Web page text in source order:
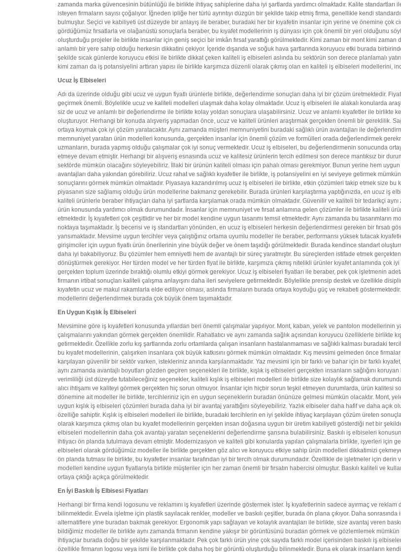
zamanda marka güvencesinin bütünlüğü ile birlikte ihtiyaç sahiplerine daha iyi şartlarda yardımcı olmaktadır. Kalite standartları
isteyen firmaların sayısı çoğalıyor. İğneden ipliğe her türlü ayrıntıyı düzgün bir şekilde takip etmiş firma, genellikle kendi
bulmuştur. Seçici ve kabiliyeti üst düzeyde bir anlayış ile beraber, buradaki her bir kıyafetin insanlar için yerine ve önemine
gördüğümüz fırsatlarla ve olağanüstü sonuçlarla beraber, bu kıyafet modellerinin iş dünyası için çok önemli bir yeri olduğunu
oluşturduğu projeler ile birlikte insanlar için geniş seçici bir imkân fırsat yarattığı görülmektedir. Kimi zaman bir mont kimi
anlamlı bir yere sahip olduğu herkesin dikkatini çekiyor. İçeride dışarıda ve soğuk hava şartlarında koruyucu etki burada
şekilde sıcak günlerde koruyucu etkisi ile birlikte dikkat çeken kaliteli iş elbiseleri aslında bu sektörün son derece planlamalı
kimi zaman da iş potansiyelini arttıran yapısı ile birlikte karşımıza düzenli olarak çıkmış olan en kaliteli iş elbiseleri
Ucuz İş Elbiseleri
Adı da üzerinde olduğu gibi ucuz ve uygun fiyatlı ürünlerle birlikte, değerlendirme sonuçları daha iyi bir çözüm üretmektedir.
geçirmek önemli. Böylelikle ucuz ve kaliteli modelleri ulaşmak daha kolay olmaktadır. Ucuz iş elbiseleri ile alakalı konularda
siz de ucuz ve anlamlı bir değerlendirme ile birlikte kolay yoldan sonuçlara ulaşabilirsiniz. Ucuz ve anlamlı kıyafetler ile birlikte
oluşturuyor. Herhangi bir konuda alışveriş yapmadan önce, ucuz ve kaliteli ürünleri araştırmak gerçekten önemli bir gereklilik.
ortaya koymak çok iyi çözüm yaratacaktır. Aynı zamanda müşteri memnuniyetini buradaki sağlıklı ürün avantajları ile
memnuniyet yaratan ürün modelleri konusunda, gerçekten insanlar için önemli çözüm ve formülleri orada değerlendirmek
uzmanların, burada yapmış olduğu çalışmalar çok iyi sonuç vermektedir. Ucuz iş elbiseleri, bu değerlendirmenin sonucunda
etmeye devam etmiştir. Herhangi bir alışveriş esnasında ucuz ve kalitesiz ürünlerin tercih edilmesi son derece mantıksız bir
sektörde mümkün olacağını söyleyebiliriz. İllaki bir ürünün kaliteli olması için pahalı olması gerekmiyor. Bunun yerine hem
avantajları daha yakından görebiliriz. Ucuz rahat ve sağlıklı kıyafetler ile birlikte, iş potansiyelini en iyi seviyeye getirmek
sonuçlarını görmek mümkün olmaktadır. Piyasaya kazandırılmış ucuz iş elbiseleri ile birlikte, etkin çözümleri takip etmek size
piyasanın size sağlamış olduğu ürün modellerine bakmanız gerekebilir. Burada ürünleri karşılaştırma yaptığınızda, en ucuz iş
kaliteli ürünlerle beraber ihtiyaçları daha iyi şartlarda karşılamak orada mümkün olmaktadır. Güvenilir ve kaliteli bir tedarikçi
ürün konusunda yardımcı olmak durumundadır. İnsanlar için memnuniyet ve fırsat anlamına gelen çözümler ile birlikte kaliteli
etmektedir. İş kıyafetleri çok çeşitlidir ve her bir model kendine uygun tasarımı temsil etmektedir. Aynı zamanda bu
noktaya taşımaktadır. İş becerisi ve iş standartları yönünden, en ucuz iş elbiseleri herkesin değerlendirmesi gereken bir fırsatı
yansımaktadır. Mevsime uygun tercihler veya çalıştığınız ortama uyumlu modeller ile beraber, performansı yüksek tutacak
girişimciler için uygun fiyatlı ürün önerilerinin yine büyük değer ve önem taşıdığı görülmektedir. Burada kendince standart
daha iyi bakabiliyoruz. Bu çözümler hem emniyetli hem de avantajlı bir süreç yaratmıştır. Bu süreçlerden istifade etmek
dönüştürmek gerekiyor. Her türden model ve her türden fiyat ile birlikte, karşımıza çıkmış nitelikli ürünler kıyafet anlamında çok
gerçekten toplum üzerinde bıraktığı olumlu etkiyi görmek gerekiyor. Ucuz iş elbiseleri fiyatları ile beraber, pek çok işletmenin
firmanın irtibat sonuçları kaliteli çalışma anlayışını daha ileri seviyelere getirmektedir. Böylelikle prensip destek ve özellikle
kıyafetin ucuz ve makul rakamlarla elde ediliyor olması, aslında firmaların burada ortaya koyduğu güç ve rekabeti
modellerini değerlendirmek burada çok büyük önem taşımaktadır.
En Uygun Kışlık İş Elbiseleri
Mevsimine göre iş kıyafetleri konusunda yıllardan beri önemli çalışmalar yapılıyor. Mont, kaban, yelek ve pantolon modellerinin
çalışmalarını yakından görmek gerçekten önemlidir. Rahatlatıcı ve aynı zamanda sağlık açısından koruyucu özelliklerle
getirmektedir. Özellikle zorlu kış şartlarında zorlu ortamlarda çalışan insanların hastalanmaması ve sağlıklı kalması buradaki
bu kıyafet modellerinin, çalışırken insanlara çok büyük katkısını görmek mümkün olmaktadır. Kış mevsimi gelmeden önce
karşılayan güvenilir bir sektör varken, istekleriniz anında karşılanmaktadır. Yaz mevsimi için bir farklı ve bahar için bir farklı
aynı zamanda avantajlı boyutları gözden geçiren seçenekleri ile birlikte, kışlık iş elbiseleri gerçekten insanların sağlığını
verimliliği üst düzeyde tutabileceğiniz seçenekler, kaliteli kışlık iş elbiseleri modelleri ile birlikte size kolaylık sağlamak
alıcı ihtişamı ve kaliteyi görmek gerçekten hiç sorun olmuyor. İnsanlar için hiçbir sorun teşkil etmeyen durumlarda, ürün kalitesi
dönemine ait modeller ile birlikte, tercihleriniz için en uygun seçeneklerin buradan önünüze gelmesi mümkün olacaktır. Mont,
uygun kışlık iş elbiseleri çözümleri burada daha iyi bir avantaj yarattığını söyleyebiliriz. Yazlık elbiseler daha hafif ve daha açık
özelliğe sahiptir. Kışlık iş elbiseleri modelleri ile birlikte, buradaki tercihlerin en iyi şekilde ihtiyaç karşılayan çözüm üreten
olarak karşımıza çıkmış olan bu kıyafet modellerinin gerçekten insan doğasına uygun bir üretim kabiliyeti gösterdiği net bir
elbiseleri modellerinin daha çok avantajı yaratan seçeneklerini değerlendirme şansına bulabilirsiniz. Baskılı iş elbiseleri
ihtiyacı ön planda tutulmaya devam etmiştir. Modernizasyon ve kaliteli gibi konularda yapılan çalışmalarla birlikte, işyerleri için
elbiseleri olarak gördüğümüz modeller ile birlikte gerçekten göz alıcı ve koruyucu etkiye sahip ürün modelleri dikkatimizi
ön planda tutması ile birlikte, bu kıyafetler insanlar tarafından iyi bir tercih olmak durumundadır. Özellikle de işletmeler için derin
modelleri kendine uygun fiyatlarıyla birlikte müşteriler için her zaman önemli bir fırsatın habercisi olmuştur. Baskılı kaliteli ve
ortaya çıktığı açıkça görülmektedir.
En İyi Baskılı İş Elbisesi Fiyatları
Herhangi bir firma kendi logosunu ve reklamını iş kıyafetleri üzerinde göstermek ister. İş kıyafetlerinin sadece ayırmaç ve
bilinmektedir. Evvela işletme için plastik sayılacak renkler, modeller ve baskılı çeşitler, burada ön plana çıkıyor. Daha
alternatiflere yine buradan bakmak gerekiyor. Ergonomik yapı sağlayan ve kolaylık avantajları ile birlikte, size avantaj veren
bildiğimiz modeller ile birlikte aynı zamanda firmanın kendine yakışır bir görüntüsünü buradan görmek ve gözlemlemek
ihtiyaçlar burada doğru bir şekilde karşılanmaktadır. Pek çok farklı ürün yine çok sayıda farklı model içerisinden baskılı iş
özellikle firmanın logosu veya ismi ile birlikte çok daha hoş bir görüntü oluşturduğu bilinmektedir. Buna ek olarak insanların kendi